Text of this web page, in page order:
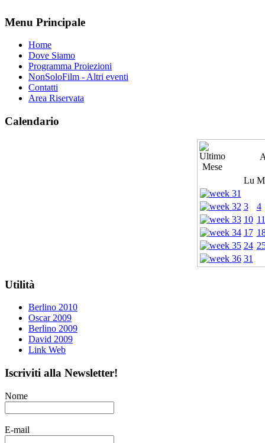
Menu Principale
Home
Dove Siamo
Programma Proiezioni
NonSoloFilm - Altri eventi
Contatti
Area Riservata
Calendario
Lu
3
4
10 11
17
24
31
Utilità
Berlino 2010
Oscar 2009
Berlino 2009
David 2009
Link Web
Iscriviti alla Newsletter!
Nome
E-mail